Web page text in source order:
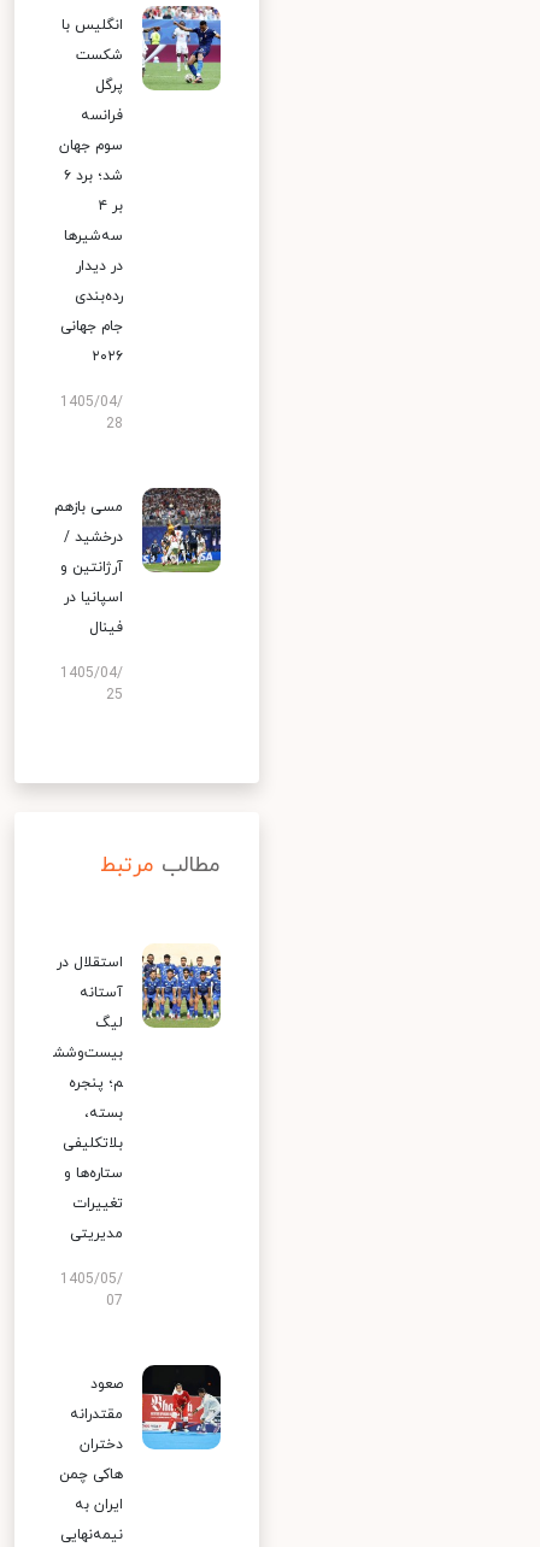
انگلیس با
شکست
پرگل
فرانسه
سوم جهان
شد؛ برد ۶
بر ۴
سه‌شیرها
در دیدار
رده‌بندی
جام جهانی
۲۰۲۶
1405/04/
28
مسی بازهم
درخشید /
آرژانتین و
اسپانیا در
فینال
1405/04/
25
مطالب مرتبط
استقلال در
آستانه
لیگ
بیست‌وشش
م؛ پنجره
بسته،
بلاتکلیفی
ستاره‌ها و
تغییرات
مدیریتی
1405/05/
07
صعود
مقتدرانه
دختران
هاکی چمن
ایران به
نیمه‌نهایی